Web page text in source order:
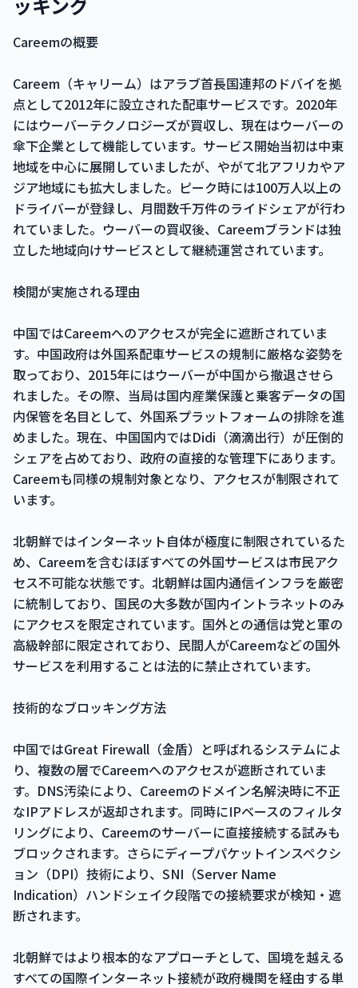
Careemの概要
Careem（キャリーム）はアラブ首長国連邦のドバイを拠
点として2012年に設立された配車サービスです。2020年
にはウーバーテクノロジーズが買収し、現在はウーバーの
傘下企業として機能しています。サービス開始当初は中東
地域を中心に展開していましたが、やがて北アフリカやア
ジア地域にも拡大しました。ピーク時には100万人以上の
ドライバーが登録し、月間数千万件のライドシェアが行わ
れていました。ウーバーの買収後、Careemブランドは独
立した地域向けサービスとして継続運営されています。
検閲が実施される理由
中国ではCareemへのアクセスが完全に遮断されていま
す。中国政府は外国系配車サービスの規制に厳格な姿勢を
取っており、2015年にはウーバーが中国から撤退させら
れました。その際、当局は国内産業保護と乗客データの国
内保管を名目として、外国系プラットフォームの排除を進
めました。現在、中国国内ではDidi（滴滴出行）が圧倒的
シェアを占めており、政府の直接的な管理下にあります。
Careemも同様の規制対象となり、アクセスが制限されて
います。
北朝鮮ではインターネット自体が極度に制限されているた
め、Careemを含むほぼすべての外国サービスは市民アク
セス不可能な状態です。北朝鮮は国内通信インフラを厳密
に統制しており、国民の大多数が国内イントラネットのみ
にアクセスを限定されています。国外との通信は党と軍の
高級幹部に限定されており、民間人がCareemなどの国外
サービスを利用することは法的に禁止されています。
技術的なブロッキング方法
中国ではGreat Firewall（金盾）と呼ばれるシステムによ
り、複数の層でCareemへのアクセスが遮断されていま
す。DNS汚染により、Careemのドメイン名解決時に不正
なIPアドレスが返却されます。同時にIPベースのフィルタ
リングにより、Careemのサーバーに直接接続する試みも
ブロックされます。さらにディープパケットインスペクシ
ョン（DPI）技術により、SNI（Server Name
Indication）ハンドシェイク段階での接続要求が検知・遮
断されます。
北朝鮮ではより根本的なアプローチとして、国境を越える
すべての国際インターネット接続が政府機関を経由する単